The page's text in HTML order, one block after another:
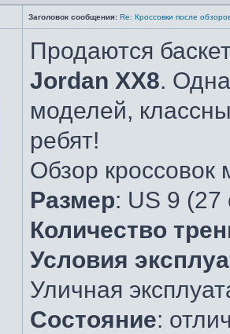
Заголовок сообщения: Re: Кроссовки после
Продаются
Jordan XX8.
моделей,
ребят!
Обзор
Размер: US 9 (27
Количество
Условия
Уличная
Состояние: